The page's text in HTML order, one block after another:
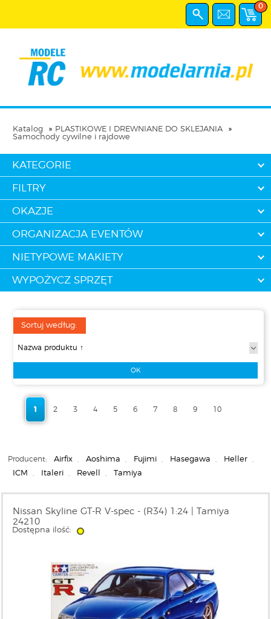
0
Katalog
PLASTIKOWE I DREWNIANE DO SKLEJANIA
Samochody cywilne i rajdowe
KATEGORIE
FILTRY
OKAZJE
ORGANIZACJA EVENTÓW
NIETYPOWE MAKIETY
WYPOŻYCZ SPRZĘT
Sortuj według:
1 2 3 4 5 6 7 8 9 10
Producent: Airfix Aoshima Fujimi Hasegawa Heller
ICM Italeri Revell Tamiya
Nissan Skyline GT-R V-spec - (R34) 1:24 | Tamiya
24210
Dostępna ilość: